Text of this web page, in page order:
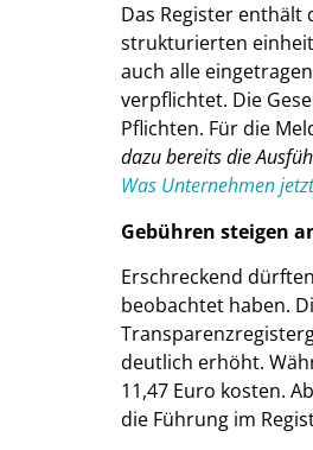
Das Register
strukturierten
auch alle
verpflichtet. Die
Pflichten. Für die
dazu bereits die
Was Unternehmen
Gebühren steigen
Erschreckend
beobachtet haben.
deutlich erhöht.
11,47 Euro kosten.
die Führung im